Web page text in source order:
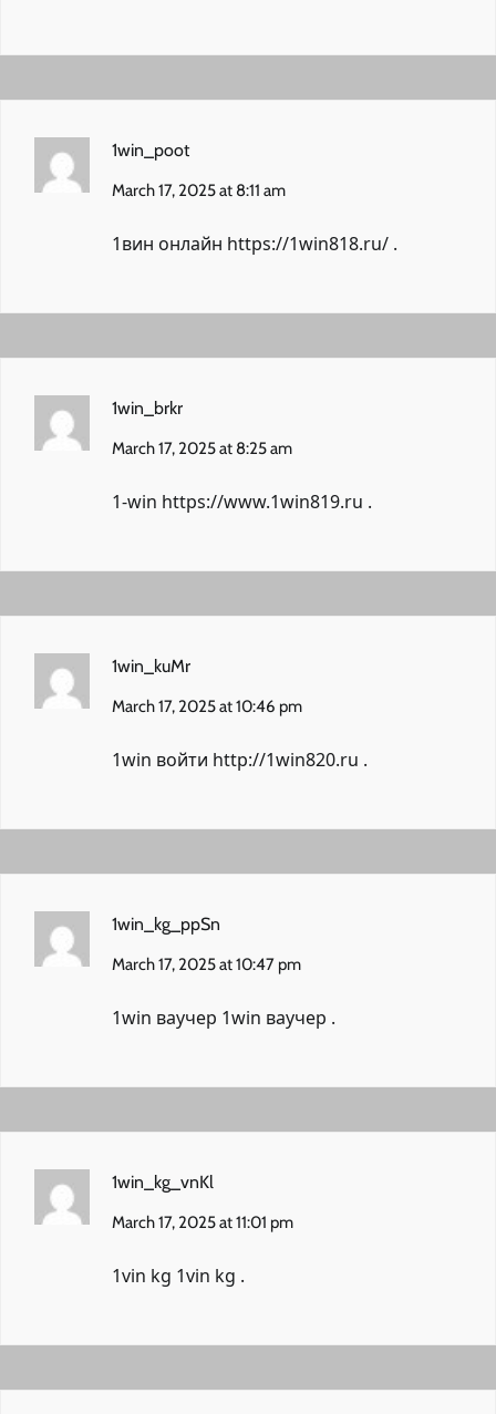
1win_poot
March 17, 2025 at 8:11 am
1вин онлайн https://1win818.ru/ .
1win_brkr
March 17, 2025 at 8:25 am
1-win https://www.1win819.ru .
1win_kuMr
March 17, 2025 at 10:46 pm
1win войти http://1win820.ru .
1win_kg_ppSn
March 17, 2025 at 10:47 pm
1win ваучер 1win ваучер .
1win_kg_vnKl
March 17, 2025 at 11:01 pm
1vin kg 1vin kg .